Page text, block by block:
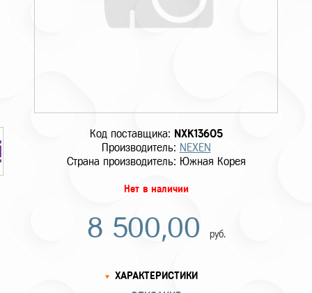
Код поставщика: NXK13605
Производитель: NEXEN
Страна производитель: Южная Корея
Нет в наличии
8 500,00 руб.